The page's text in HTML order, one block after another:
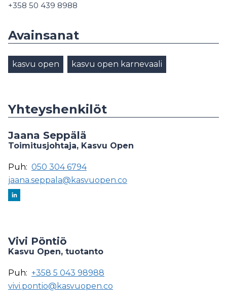
+358 50 439 8988
Avainsanat
kasvu open kasvu open karnevaali
Yhteyshenkilöt
Jaana Seppälä
Toimitusjohtaja, Kasvu Open
Puh: 050 304 6794
jaana.seppala@kasvuopen.co
Vivi Pöntiö
Kasvu Open, tuotanto
Puh: +358 5 043 98988
vivi.pontio@kasvuopen.co